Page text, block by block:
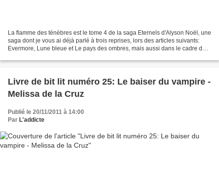
La flamme des ténèbres est le tome 4 de la saga Eternels d'Alyson Noël, une
saga dont je vous ai déjà parlé à trois reprises, lors des articles suivants:
Evermore, Lune bleue et Le pays des ombres, mais aussi dans le cadre de
Livre de bit lit numéro 25: Le baiser du vampire -
Melissa de la Cruz
Publié le 20/11/2011 à 14:00
Par L'addicte